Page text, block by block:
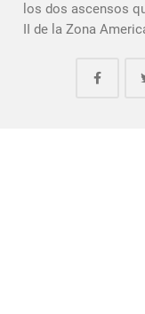
los dos ascensos
II de la Zona